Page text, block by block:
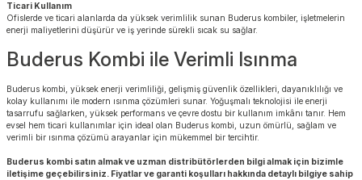
Ticari Kullanım
Ofislerde ve ticari alanlarda da yüksek verimlilik sunan Buderus kombiler, işletmelerin
enerji maliyetlerini düşürür ve iş yerinde sürekli sıcak su sağlar.
Buderus Kombi ile Verimli Isınma
Buderus kombi, yüksek enerji verimliliği, gelişmiş güvenlik özellikleri, dayanıklılığı ve
kolay kullanımı ile modern ısınma çözümleri sunar. Yoğuşmalı teknolojisi ile enerji
tasarrufu sağlarken, yüksek performans ve çevre dostu bir kullanım imkânı tanır. Hem
evsel hem ticari kullanımlar için ideal olan Buderus kombi, uzun ömürlü, sağlam ve
verimli bir ısınma çözümü arayanlar için mükemmel bir tercihtir.
Buderus kombi satın almak ve uzman distribütörlerden bilgi almak için bizimle
iletişime geçebilirsiniz. Fiyatlar ve garanti koşulları hakkında detaylı bilgiye sahip